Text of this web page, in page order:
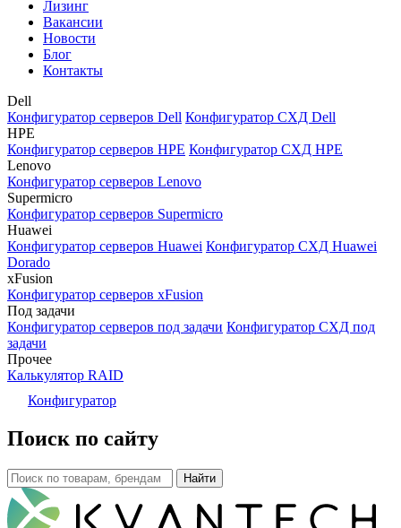
Лизинг
Вакансии
Новости
Блог
Контакты
Dell
Конфигуратор серверов Dell Конфигуратор СХД Dell
HPE
Конфигуратор серверов HPE Конфигуратор СХД HPE
Lenovo
Конфигуратор серверов Lenovo
Supermicro
Конфигуратор серверов Supermicro
Huawei
Конфигуратор серверов Huawei Конфигуратор СХД Huawei
Dorado
xFusion
Конфигуратор серверов xFusion
Под задачи
Конфигуратор серверов под задачи Конфигуратор СХД под
задачи
Прочее
Калькулятор RAID
Конфигуратор
Поиск по сайту